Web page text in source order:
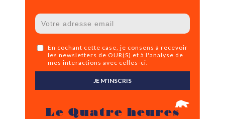
En cochant cette case, je consens à recevoir
les newsletters de OUR(S) et à l'analyse de
mes interactions avec celles-ci.
JE M'INSCRIS
Le Quatre heures